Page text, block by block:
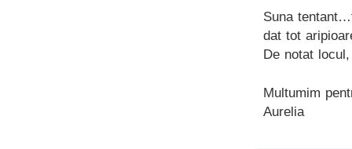
Suna
dat tot
De notat
Multumim
Aurelia